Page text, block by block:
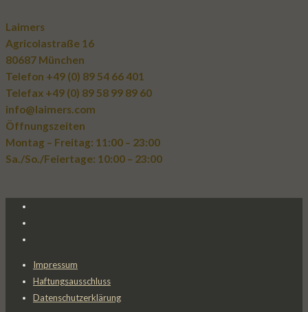
Laimers
Agricolastraße 16
80687 München
Telefon +49 (0) 89 54 66 401
Telefax +49 (0) 89 58 99 89 60
info@laimers.com
Öffnungszeiten
Montag – Freitag: 11:00 – 23:00
Sa./So./Feiertage: 10:00 – 23:00
Impressum
Haftungsausschluss
Datenschutzerklärung